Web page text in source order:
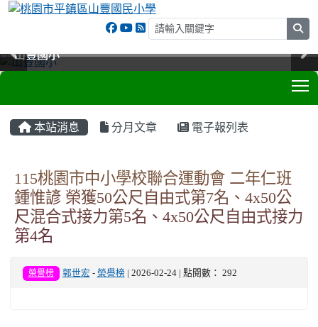
山豐國小
山豐國小
山豐國小
山豐國小
本站消息 分月文章 電子報列表
115桃園市中小學校聯合運動會 二年仁班
鍾惟諺 榮獲50公尺自由式第7名、4x50公
尺混合式接力第5名、4x50公尺自由式接力
第4名
榮譽榜 郭世宏 - 榮譽榜| 2026-02-24 | 點閱數： 292